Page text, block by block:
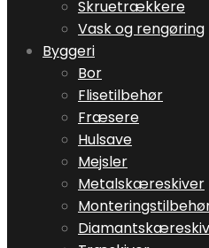
Skruetrækkere
Vask og rengøring
Byggeri
Bor
Flisetilbehør
Fræsere
Hulsave
Mejsler
Metalskæreskiver